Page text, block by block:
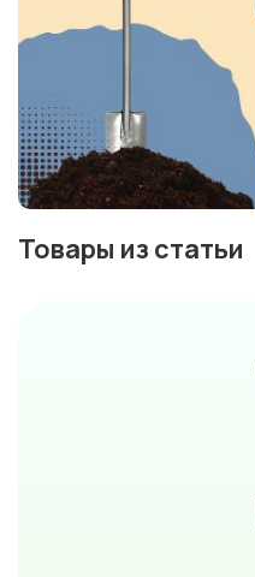
Товары из статьи